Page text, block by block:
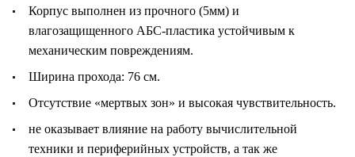
Корпус выполнен из прочного (5мм) и
влагозащищенного АБС-пластика устойчивым к
механическим повреждениям.
Ширина прохода: 76 см.
Отсутствие «мертвых зон» и высокая чувствительность.
не оказывает влияние на работу вычислительной
техники и периферийных устройств, а так же